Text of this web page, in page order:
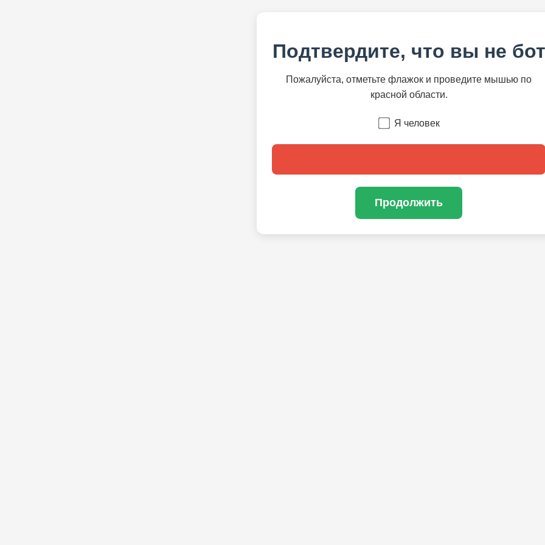
Подтвердите, что вы не бот
Пожалуйста, отметьте флажок и проведите мышью по
красной области.
Я человек
Продолжить